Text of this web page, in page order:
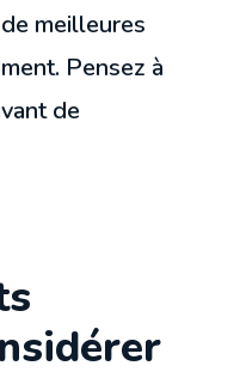
meilleures
Pensez à
de